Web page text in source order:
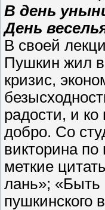
В день
День
В своей
Пушкин жил в
кризис,
радости, и
добро. Со
викторина
меткие
лань»; «Быть
пушкинского